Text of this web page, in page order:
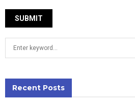
h
Recent Posts